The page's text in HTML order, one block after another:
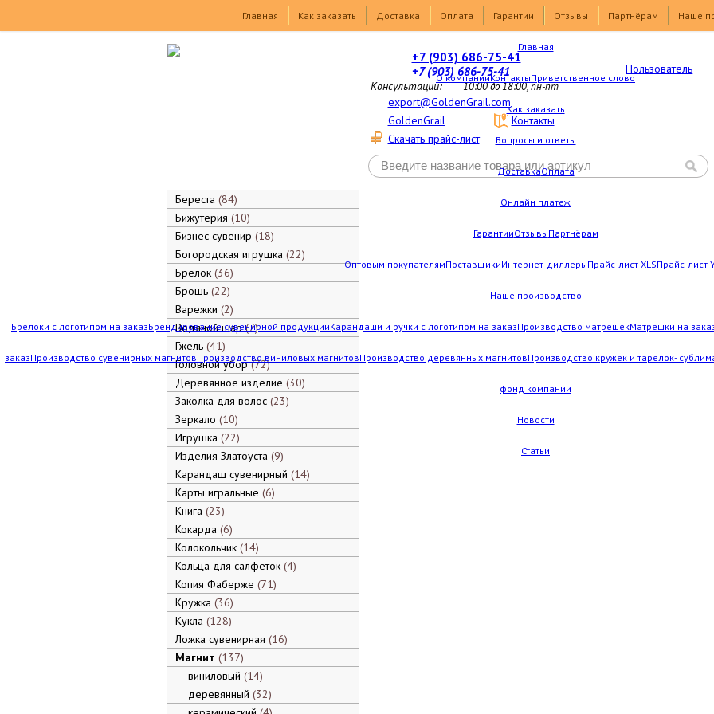
Главная
Как заказать Доставка Оплата Гарантии Отзывы Партнёрам Наше
Главная
О компанииКонтактыПриветственное слово
Как заказать
Вопросы и ответы
ДоставкаОплата
Онлайн платеж
ГарантииОтзывыПартнёрам
Оптовым покупателямПоставщикиИнтернет-диллерыПрайс-лист XLSПрайс-лист
Наше производство
Брелоки с логотипом на заказБрендирование сувенирной продукцииКарандаши и ручки с логотипом на заказПроизводство матрёшекМатрешки на
заказПроизводство сувенирных магнитовПроизводство виниловых магнитовПроизводство деревянных магнитовПроизводство кружек и тарелок-
фонд компании
Новости
Статьи
+7 (903) 686-75-41
+7 (903) 686-75-41
Консультации: 10:00 до 18:00, пн-пт
export@GoldenGrail.com
GoldenGrail
Скачать прайс-лист
Контакты
Пользователь
Береста 84
Бижутерия 10
Бизнес сувенир 18
Богородская игрушка 22
Брелок 36
Брошь 22
Варежки 2
Водяной шар 7
Гжель 41
Головной убор 72
Деревянное изделие 30
Заколка для волос 23
Зеркало 10
Игрушка 22
Изделия Златоуста 9
Карандаш сувенирный 14
Карты игральные 6
Книга 23
Кокарда 6
Колокольчик 14
Кольца для салфеток 4
Копия Фаберже 71
Кружка 36
Кукла 128
Ложка сувенирная 16
Магнит 137
виниловый 14
деревянный 32